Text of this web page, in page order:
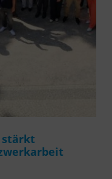
stärkt